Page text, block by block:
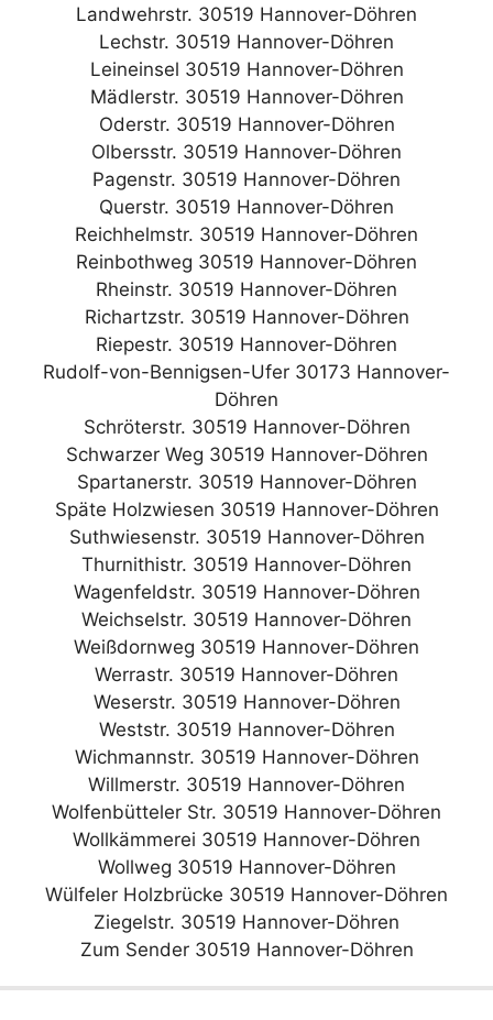
Landwehrstr. 30519 Hannover-Döhren
Lechstr. 30519 Hannover-Döhren
Leineinsel 30519 Hannover-Döhren
Mädlerstr. 30519 Hannover-Döhren
Oderstr. 30519 Hannover-Döhren
Olbersstr. 30519 Hannover-Döhren
Pagenstr. 30519 Hannover-Döhren
Querstr. 30519 Hannover-Döhren
Reichhelmstr. 30519 Hannover-Döhren
Reinbothweg 30519 Hannover-Döhren
Rheinstr. 30519 Hannover-Döhren
Richartzstr. 30519 Hannover-Döhren
Riepestr. 30519 Hannover-Döhren
Rudolf-von-Bennigsen-Ufer 30173 Hannover-
Döhren
Schröterstr. 30519 Hannover-Döhren
Schwarzer Weg 30519 Hannover-Döhren
Spartanerstr. 30519 Hannover-Döhren
Späte Holzwiesen 30519 Hannover-Döhren
Suthwiesenstr. 30519 Hannover-Döhren
Thurnithistr. 30519 Hannover-Döhren
Wagenfeldstr. 30519 Hannover-Döhren
Weichselstr. 30519 Hannover-Döhren
Weißdornweg 30519 Hannover-Döhren
Werrastr. 30519 Hannover-Döhren
Weserstr. 30519 Hannover-Döhren
Weststr. 30519 Hannover-Döhren
Wichmannstr. 30519 Hannover-Döhren
Willmerstr. 30519 Hannover-Döhren
Wolfenbütteler Str. 30519 Hannover-Döhren
Wollkämmerei 30519 Hannover-Döhren
Wollweg 30519 Hannover-Döhren
Wülfeler Holzbrücke 30519 Hannover-Döhren
Ziegelstr. 30519 Hannover-Döhren
Zum Sender 30519 Hannover-Döhren